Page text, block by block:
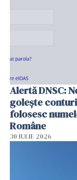
Alertă DNSC:
golește
folosesc
Române
30 IULIE 2026